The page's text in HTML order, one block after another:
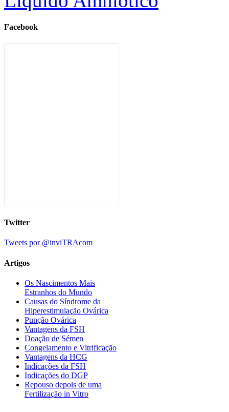
Facebook
Twitter
Tweets por @inviTRAcom
Artigos
Os Nascimentos Mais
Estranhos do Mundo
Causas do Síndrome da
Hiperestimulação Ovárica
Punção Ovárica
Vantagens da FSH
Doação de Sémen
Congelamento e Vitrificação
Vantagens da HCG
Indicações da FSH
Indicações do DGP
Repouso depois de uma
Fertilização in Vitro